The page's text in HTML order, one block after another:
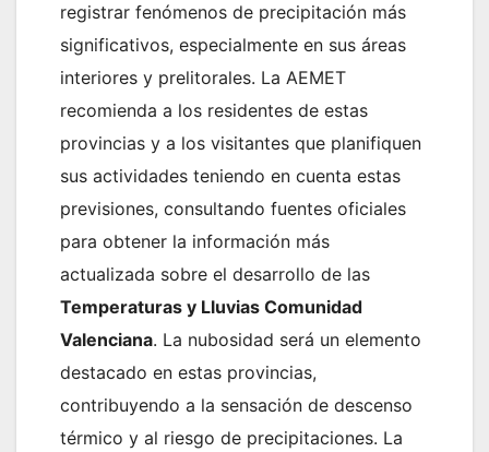
registrar fenómenos de precipitación más
significativos, especialmente en sus áreas
interiores y prelitorales. La AEMET
recomienda a los residentes de estas
provincias y a los visitantes que planifiquen
sus actividades teniendo en cuenta estas
previsiones, consultando fuentes oficiales
para obtener la información más
actualizada sobre el desarrollo de las
Temperaturas y Lluvias Comunidad
Valenciana. La nubosidad será un elemento
destacado en estas provincias,
contribuyendo a la sensación de descenso
térmico y al riesgo de precipitaciones. La